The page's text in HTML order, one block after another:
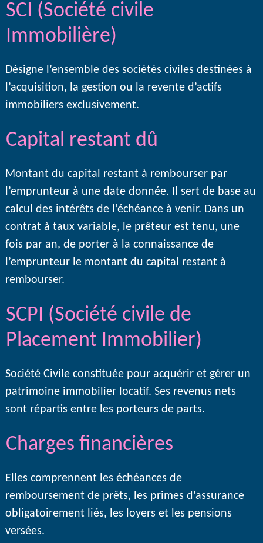
SCI (Société civile
Immobilière)
Désigne l’ensemble des sociétés civiles destinées à
l’acquisition, la gestion ou la revente d’actifs
immobiliers exclusivement.
Capital restant dû
Montant du capital restant à rembourser par
l’emprunteur à une date donnée. Il sert de base au
calcul des intérêts de l’échéance à venir. Dans un
contrat à taux variable, le prêteur est tenu, une
fois par an, de porter à la connaissance de
l’emprunteur le montant du capital restant à
rembourser.
SCPI (Société civile de
Placement Immobilier)
Société Civile constituée pour acquérir et gérer un
patrimoine immobilier locatif. Ses revenus nets
sont répartis entre les porteurs de parts.
Charges financières
Elles comprennent les échéances de
remboursement de prêts, les primes d’assurance
obligatoirement liés, les loyers et les pensions
versées.